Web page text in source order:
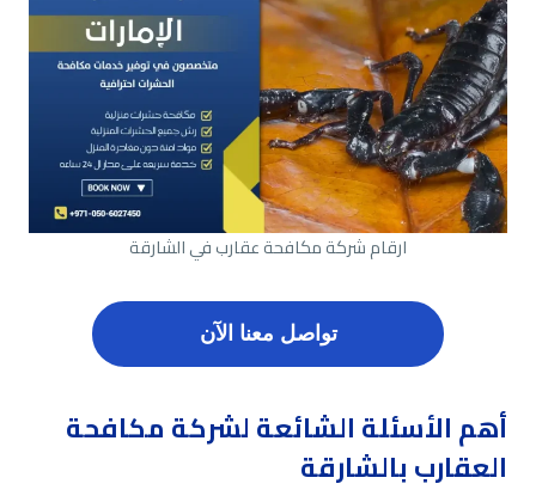
ارقام شركة مكافحة عقارب في الشارقة
تواصل معنا الآن
أهم الأسئلة الشائعة لشركة مكافحة
العقارب بالشارقة